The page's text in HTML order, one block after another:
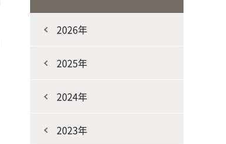
生産環境科学課程
2026年
2025年
2024年
2023年